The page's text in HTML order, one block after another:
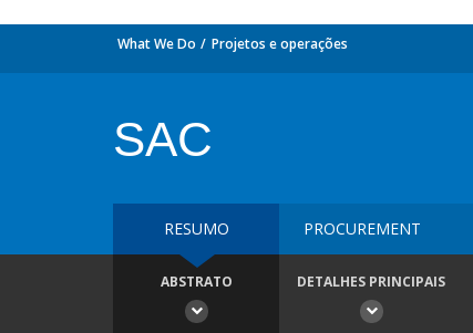
What We Do Projetos e operações
SAC
RESUMO PROCUREMENT
ABSTRATO DETALHES PRINCIPAIS